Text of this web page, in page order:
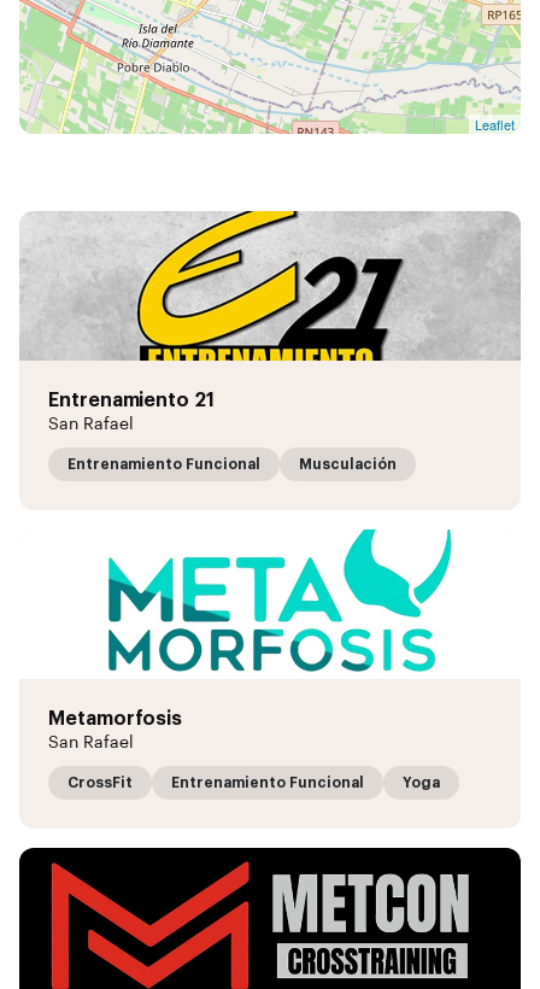
Leaflet
Entrenamiento 21
San Rafael
Entrenamiento Funcional Musculación
Metamorfosis
San Rafael
CrossFit Entrenamiento Funcional Yoga